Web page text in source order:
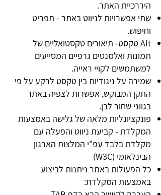
היררכיית האתר.
שתי אפשרויות לניווט באתר - תפריט
וחיפוש.
Alt טקסט- תיאורים טקסטואליים של
תמונות ואלמנטים גרפיים המסייעים
למשתמשים לקויי ראייה.
שמירה על ניגודיות בין טקסט לרקע על פי
התקן המבוקש, אפשרות לצפיה באתר
בגווני שחור לבן.​
פונקציונליות מלאה של גלישה באמצעות
המקלדת - קביעת ניווט והפעלה עם
מקלדת בלבד עפ"י המלצות הארגון
הבינלאומי (W3C)
כל הפעולות באתר ניתנות לביצוע
באמצעות המקלדת: